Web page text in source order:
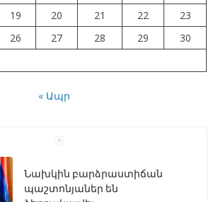
19 20 21 22
23
26 27 28 29
30
« Ապր
պաշտոնյաներ են
ձերբակալվել